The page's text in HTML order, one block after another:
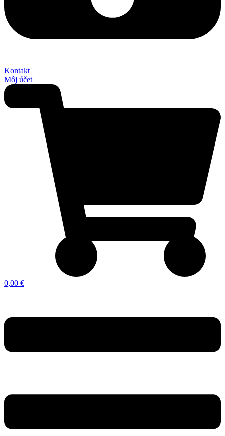
Kontakt
Môj účet
0,00 €